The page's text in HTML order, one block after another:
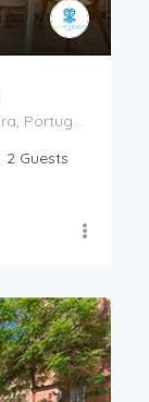
R. dos Tordos A8, 8200-161 Albufeira, Portugal
2 Guests